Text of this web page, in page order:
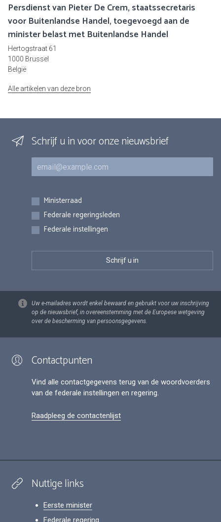
Persdienst van Pieter De Crem, staatssecretaris
voor Buitenlandse Handel, toegevoegd aan de
minister belast met Buitenlandse Handel
Hertogstraat 61
1000 Brussel
België
Alle artikelen van deze bron
Schrijf u in voor onze nieuwsbrief
E-mail
Inschrijvingen
Ministerraad
Federale regeringsleden
Federale instellingen
Uw e-mailadres wordt enkel bewaard en gebruikt voor uw inschrijving
op de nieuwsbrief, in overeenstemming met de Europese wetgeving
over de bescherming van persoonsgegevens.
Contactpunten
Vind alle contactgegevens terug van de woordvoerders
van de federale instellingen en regering.
Raadpleeg de contactenlijst
Nuttige links
Eerste minister
Federale regering